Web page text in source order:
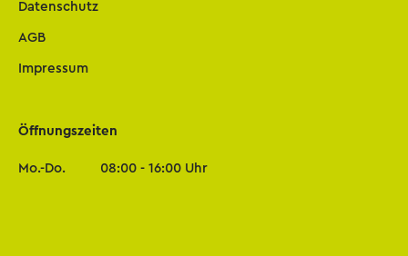
Datenschutz
AGB
Impressum
Öffnungszeiten
Mo.-Do.
08:00 - 16:00 Uhr